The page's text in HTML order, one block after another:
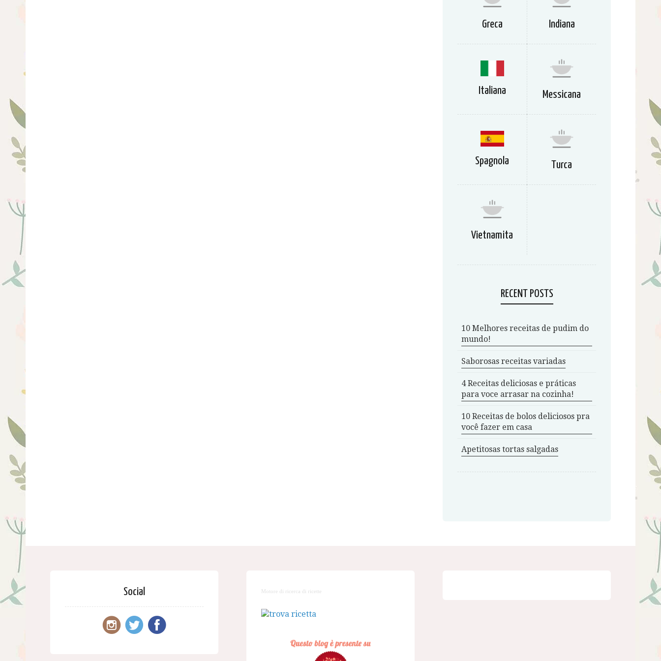
Greca Indiana
Italiana Messicana
Spagnola Turca
Vietnamita
RECENT POSTS
10 Melhores receitas de pudim do
mundo!
Saborosas receitas variadas
4 Receitas deliciosas e práticas
para voce arrasar na cozinha!
10 Receitas de bolos deliciosos pra
você fazer em casa
Apetitosas tortas salgadas
Social Motore di ricerca di ricette